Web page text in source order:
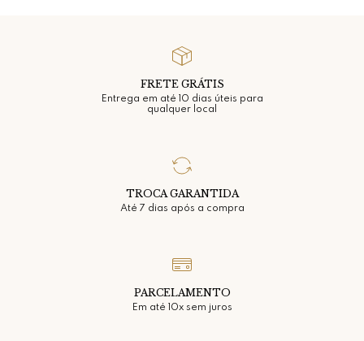
FRETE GRÁTIS
Entrega em até 10 dias úteis para
qualquer local
TROCA GARANTIDA
Até 7 dias após a compra
PARCELAMENTO
Em até 10x sem juros